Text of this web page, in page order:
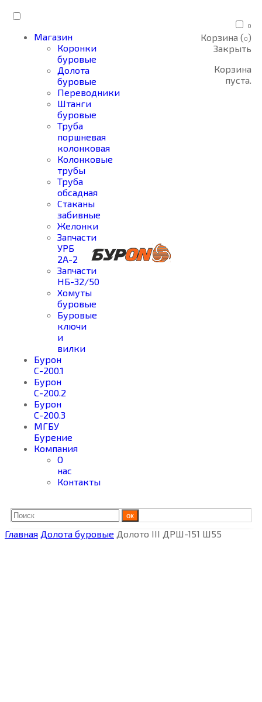
Магазин
Коронки
буровые
Долота
буровые
Переводники
Штанги
буровые
Труба
поршневая
колонковая
Колонковые
трубы
Труба
обсадная
Стаканы
забивные
Желонки
Запчасти
УРБ
2А-2
Запчасти
НБ-32/50
Хомуты
буровые
Буровые
ключи
и
вилки
Бурон
С-200.1
Бурон
С-200.2
Бурон
С-200.3
МГБУ
Бурение
Компания
О
нас
Контакты
0
Корзина (0)
Закрыть
Корзина
пуста.
ок
Главная Долота буровые Долото III ДРШ-151 Ш55